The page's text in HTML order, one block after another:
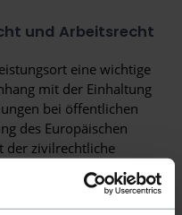
und Arbeitsrecht
eine wichtige
mit der Einhaltung
bei öffentlichen
des Europäischen
der zivilrechtliche
Ort der Arbeitsleistung